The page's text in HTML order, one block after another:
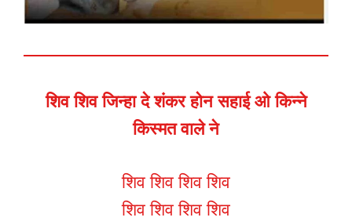
शिव शिव जिन्हा दे शंकर होन सहाई ओ किन्ने
किस्मत वाले ने
शिव शिव शिव शिव
शिव शिव शिव शिव